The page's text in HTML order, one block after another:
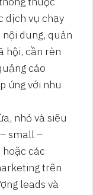
dịch vụ chạy
dung, quản
hội, cần rèn
cáo
ứng với nhu
nhỏ và siêu
small –
các
trên
leads và